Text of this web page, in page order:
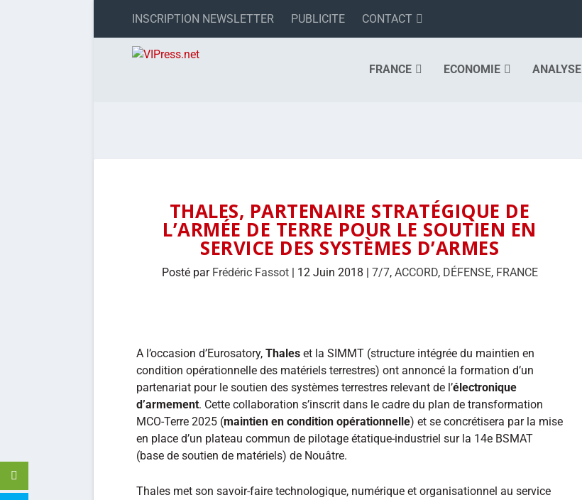
INSCRIPTION NEWSLETTER PUBLICITE CONTACT
FRANCE ECONOMIE ANALYSE
THALES, PARTENAIRE STRATÉGIQUE DE
L’ARMÉE DE TERRE POUR LE SOUTIEN EN
SERVICE DES SYSTÈMES D’ARMES
Posté par Frédéric Fassot| 12 Juin 2018 | 7/7, ACCORD, DÉFENSE, FRANCE
A l’occasion d’Eurosatory, Thales et la SIMMT (structure intégrée du maintien en
condition opérationnelle des matériels terrestres) ont annoncé la formation d’un
partenariat pour le soutien des systèmes terrestres relevant de l’électronique
d’armement. Cette collaboration s’inscrit dans le cadre du plan de transformation
MCO-Terre 2025 (maintien en condition opérationnelle) et se concrétisera par la mise
en place d’un plateau commun de pilotage étatique-industriel sur la 14e BSMAT
(base de soutien de matériels) de Nouâtre.
Thales met son savoir-faire technologique, numérique et organisationnel au service